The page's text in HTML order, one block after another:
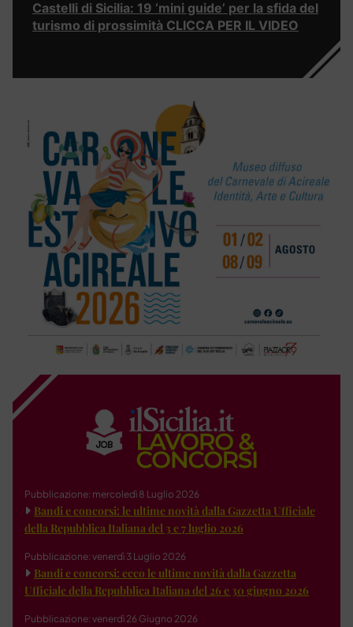
Castelli di Sicilia: 19 ‘mini guide’ per la sfida del
turismo di prossimità CLICCA PER IL VIDEO
Pubblicazione: mercoledì 8 Luglio 2026
Bandi e concorsi: le ultime novità dalla Gazzetta Ufficiale
della Repubblica Italiana del 3 e 7 luglio 2026
Pubblicazione: venerdì 3 Luglio 2026
Bandi e concorsi: ecco le ultime novità dalla Gazzetta
Ufficiale della Repubblica Italiana del 26 e 30 giugno 2026
Pubblicazione: venerdì 26 Giugno 2026